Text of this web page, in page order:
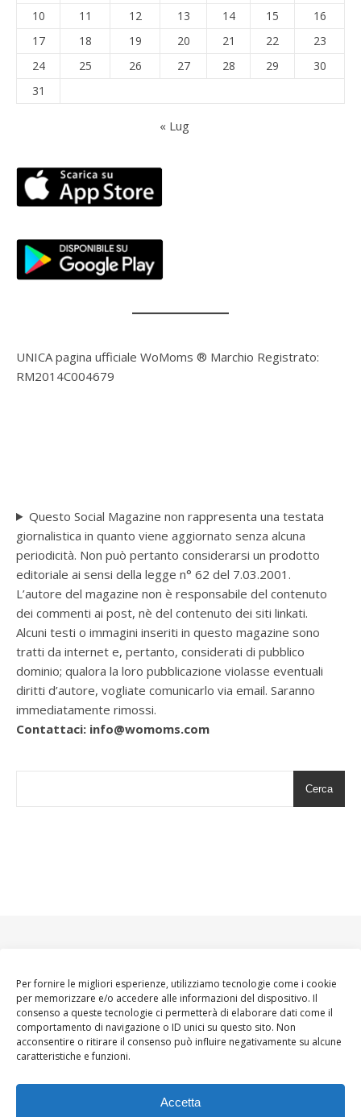
Per fornire le migliori esperienze, utilizziamo tecnologie come i cookie
per memorizzare e/o accedere alle informazioni del dispositivo. Il
consenso a queste tecnologie ci permetterà di elaborare dati come il
comportamento di navigazione o ID unici su questo sito. Non
acconsentire o ritirare il consenso può influire negativamente su alcune
caratteristiche e funzioni.
Accetta
10
11 12 13 14 15
16
17
18 19 20 21 22
23
24
25 26 27 28 29
30
31
« Lug
UNICA pagina ufficiale WoMoms ® Marchio Registrato:
RM2014C004679
Questo Social Magazine non rappresenta una testata
giornalistica in quanto viene aggiornato senza alcuna
periodicità. Non può pertanto considerarsi un prodotto
editoriale ai sensi della legge n° 62 del 7.03.2001.
L’autore del magazine non è responsabile del contenuto
dei commenti ai post, nè del contenuto dei siti linkati.
Alcuni testi o immagini inseriti in questo magazine sono
tratti da internet e, pertanto, considerati di pubblico
dominio; qualora la loro pubblicazione violasse eventuali
diritti d’autore, vogliate comunicarlo via email. Saranno
immediatamente rimossi.
Contattaci: info@womoms.com
Cerca